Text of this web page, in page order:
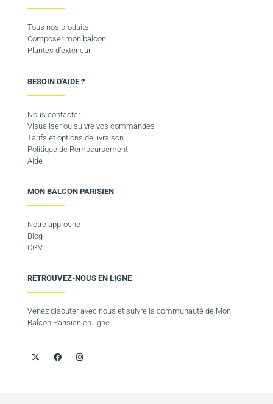
Tous nos produits
Composer mon balcon
Plantes d’extérieur
BESOIN D'AIDE ?
Nous contacter
Visualiser ou suivre vos commandes
Tarifs et options de livraison
Politique de Remboursement
Aide
MON BALCON PARISIEN
Notre approche
Blog
CGV
RETROUVEZ-NOUS EN LIGNE
Venez discuter avec nous et suivre la communauté de Mon
Balcon Parisien en ligne.